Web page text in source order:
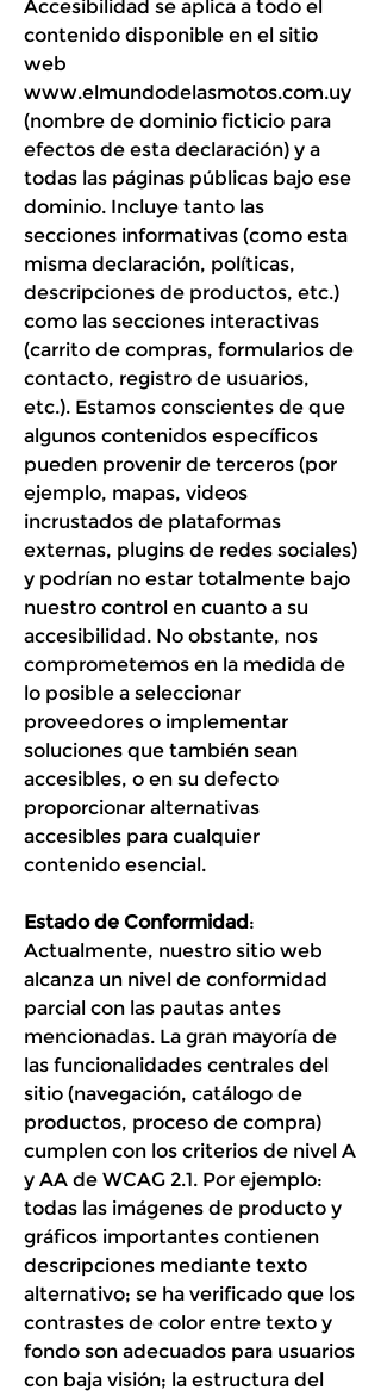
Accesibilidad se aplica a todo el
contenido disponible en el sitio
web
www.elmundodelasmotos.com.uy
(nombre de dominio ficticio para
efectos de esta declaración) y a
todas las páginas públicas bajo ese
dominio. Incluye tanto las
secciones informativas (como esta
misma declaración, políticas,
descripciones de productos, etc.)
como las secciones interactivas
(carrito de compras, formularios de
contacto, registro de usuarios,
etc.). Estamos conscientes de que
algunos contenidos específicos
pueden provenir de terceros (por
ejemplo, mapas, videos
incrustados de plataformas
externas, plugins de redes sociales)
y podrían no estar totalmente bajo
nuestro control en cuanto a su
accesibilidad. No obstante, nos
comprometemos en la medida de
lo posible a seleccionar
proveedores o implementar
soluciones que también sean
accesibles, o en su defecto
proporcionar alternativas
accesibles para cualquier
contenido esencial.
Estado de Conformidad:
Actualmente, nuestro sitio web
alcanza un nivel de conformidad
parcial con las pautas antes
mencionadas. La gran mayoría de
las funcionalidades centrales del
sitio (navegación, catálogo de
productos, proceso de compra)
cumplen con los criterios de nivel A
y AA de WCAG 2.1. Por ejemplo:
todas las imágenes de producto y
gráficos importantes contienen
descripciones mediante texto
alternativo; se ha verificado que los
contrastes de color entre texto y
fondo son adecuados para usuarios
con baja visión; la estructura del